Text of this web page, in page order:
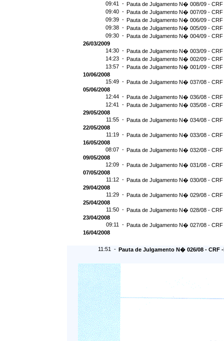
09:41 - Pauta de Julgamento N� 008/09 - CRF
09:40 - Pauta de Julgamento N� 007/09 - CRF
09:39 - Pauta de Julgamento N� 006/09 - CRF
09:38 - Pauta de Julgamento N� 005/09 - CRF
09:30 - Pauta de Julgamento N� 004/09 - CRF
26/03/2009
14:30 - Pauta de Julgamento N� 003/09 - CRF
14:23 - Pauta de Julgamento N� 002/09 - CRF
13:57 - Pauta de Julgamento N� 001/09 - CRF
10/06/2008
15:49 - Pauta de Julgamento N� 037/08 - CRF
05/06/2008
12:44 - Pauta de Julgamento N� 036/08 - CRF
12:41 - Pauta de Julgamento N� 035/08 - CRF
29/05/2008
11:55 - Pauta de Julgamento N� 034/08 - CRF
22/05/2008
11:19 - Pauta de Julgamento N� 033/08 - CRF
16/05/2008
08:07 - Pauta de Julgamento N� 032/08 - CRF
09/05/2008
12:09 - Pauta de Julgamento N� 031/08 - CRF
07/05/2008
11:12 - Pauta de Julgamento N� 030/08 - CRF
29/04/2008
11:29 - Pauta de Julgamento N� 029/08 - CRF
25/04/2008
11:50 - Pauta de Julgamento N� 028/08 - CRF
23/04/2008
09:11 - Pauta de Julgamento N� 027/08 - CRF
16/04/2008
11:51 - Pauta de Julgamento N� 026/08 - CRF -